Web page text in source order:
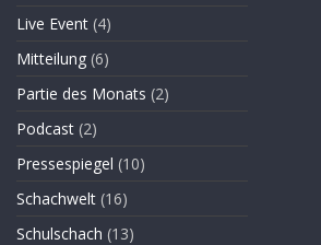
Live Event(4)
Mitteilung(6)
Partie des Monats (2)
Podcast(2)
Pressespiegel (10)
Schachwelt(16)
Schulschach (13)